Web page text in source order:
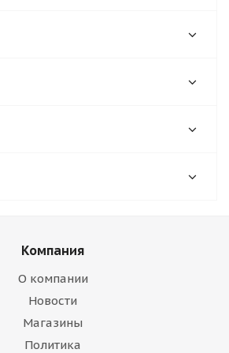
Компания
О компании
Новости
Магазины
Политика